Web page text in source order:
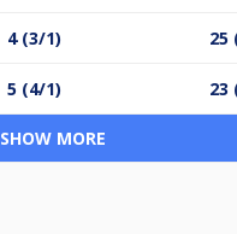
4 (3/1) 25
5 (4/1) 23
SHOW MORE